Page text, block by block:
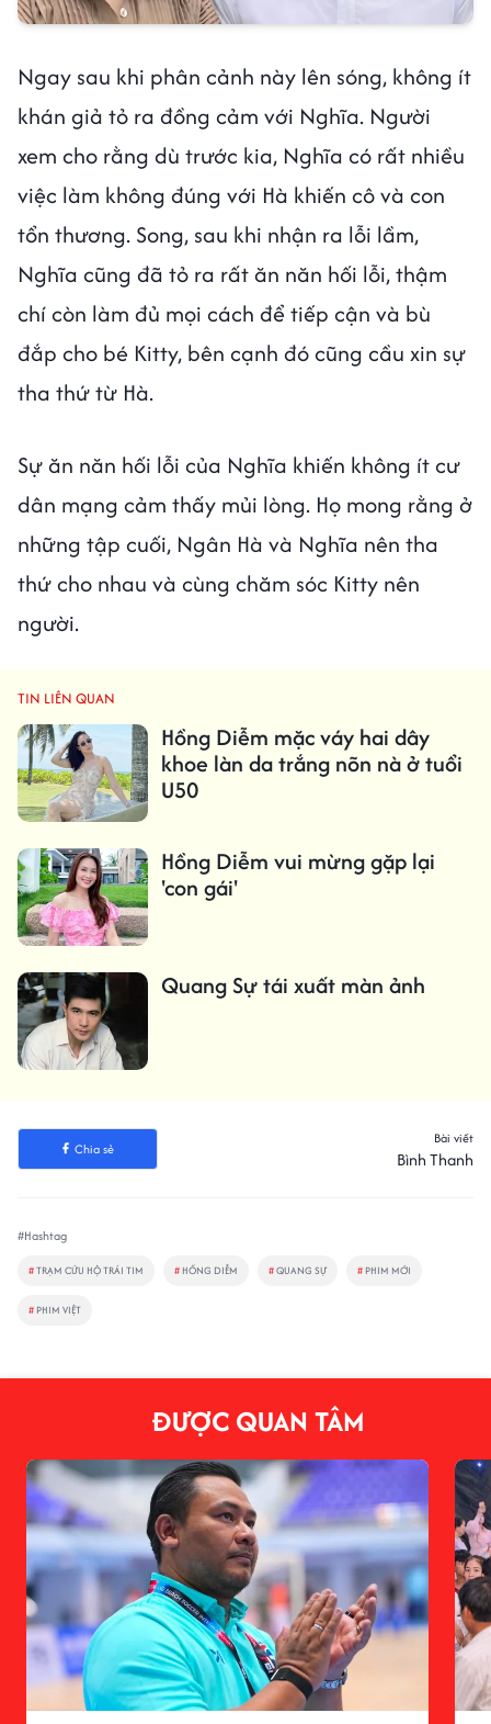
Ngay sau khi phân cảnh này lên sóng, không ít
khán giả tỏ ra đồng cảm với Nghĩa. Người
xem cho rằng dù trước kia, Nghĩa có rất nhiều
việc làm không đúng với Hà khiến cô và con
tổn thương. Song, sau khi nhận ra lỗi lầm,
Nghĩa cũng đã tỏ ra rất ăn năn hối lỗi, thậm
chí còn làm đủ mọi cách để tiếp cận và bù
đắp cho bé Kitty, bên cạnh đó cũng cầu xin sự
tha thứ từ Hà.
Sự ăn năn hối lỗi của Nghĩa khiến không ít cư
dân mạng cảm thấy mủi lòng. Họ mong rằng ở
những tập cuối, Ngân Hà và Nghĩa nên tha
thứ cho nhau và cùng chăm sóc Kitty nên
người.
TIN LIÊN QUAN
Hồng Diễm mặc váy hai dây
khoe làn da trắng nõn nà ở tuổi
U50
Hồng Diễm vui mừng gặp lại
'con gái'
Quang Sự tái xuất màn ảnh
Chia sẻ
Bài viết
Bình Thanh
#Hashtag
#TRẠM CỨU HỘ TRÁI TIM # HỒNG DIỄM #QUANG SỰ # PHIM MỚI
# PHIM VIỆT
ĐƯỢC QUAN TÂM